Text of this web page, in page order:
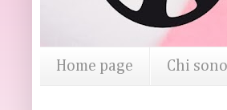
Home page Chi sono